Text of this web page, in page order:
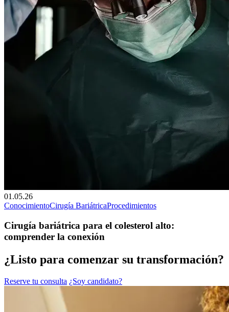
01.05.26
ConocimientoCirugía BariátricaProcedimientos
Cirugía bariátrica para el colesterol alto:
comprender la conexión
¿Listo para comenzar su transformación?
Reserve tu consulta ¿Soy candidato?